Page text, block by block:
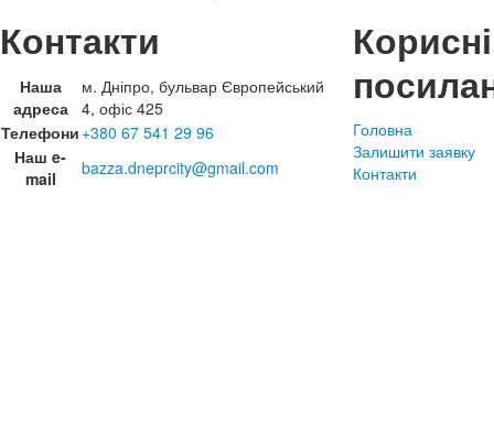
Контакти
Наша
адреса
м. Дніпро, бульвар Європейський
4, офіс 425
Телефони +380 67 541 29 96
Наш e-
mail
bazza.dneprcity@gmail.com
Корисні
Головна
Залишити заявку
Контакти